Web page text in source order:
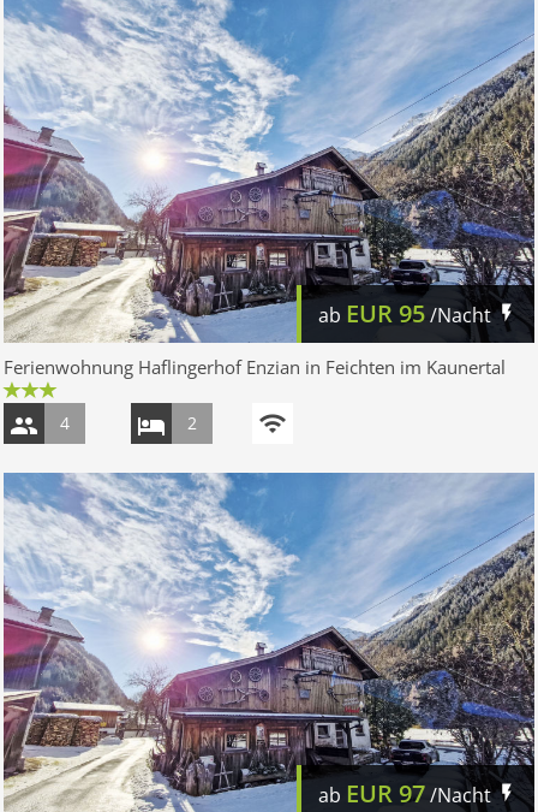
ab EUR95/Nacht
Ferienwohnung Haflingerhof Enzian in Feichten im Kaunertal
4 2
ab EUR97/Nacht